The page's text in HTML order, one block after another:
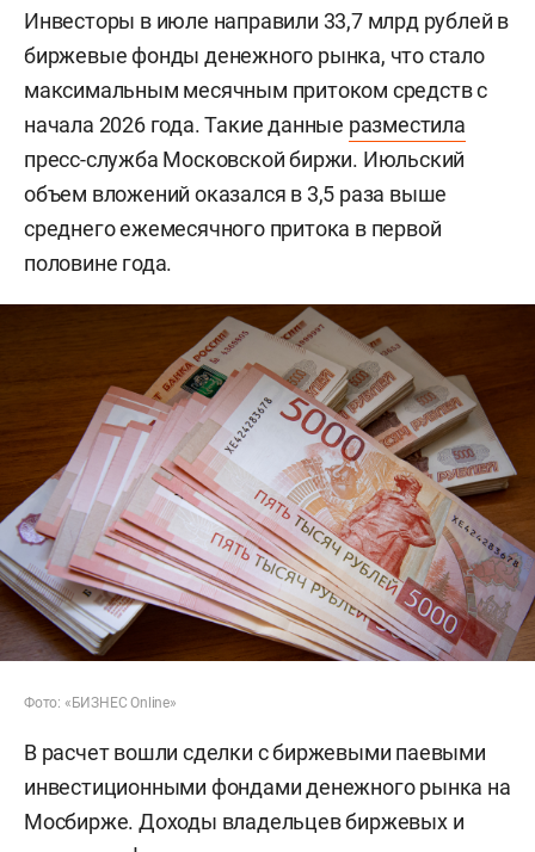
Инвесторы в июле направили 33,7 млрд рублей в
биржевые фонды денежного рынка, что стало
максимальным месячным притоком средств с
начала 2026 года. Такие данные разместила
пресс-служба Московской биржи. Июльский
объем вложений оказался в 3,5 раза выше
среднего ежемесячного притока в первой
половине года.
Фото: «БИЗНЕС Online»
В расчет вошли сделки с биржевыми паевыми
инвестиционными фондами денежного рынка на
Мосбирже. Доходы владельцев биржевых и